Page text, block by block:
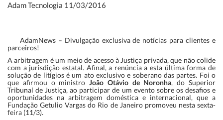
Adam Tecnologia 11/03/2016
AdamNews– Divulgação exclusiva de notícias para clientes e
parceiros!
A arbitragem é um meio de acesso à Justiça privada, que não colide
com a jurisdição estatal. Afinal, a renúncia a esta última forma de
solução de litígios é um ato exclusivo e soberano das partes. Foi o
que afirmou o ministroJoão Otávio de Noronha, do Superior
Tribunal de Justiça, ao participar de um evento sobre os desafios e
oportunidades na arbitragem doméstica e internacional, que a
Fundação Getulio Vargas do Rio de Janeiro promoveu nesta sexta-
feira (11/3).